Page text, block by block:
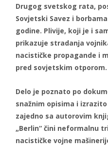
Drugog svetskog rata,
Sovjetski Savez i
godine. Plivije, koji je i
prikazuje stradanja
nacističke propagande i
pred sovjetskim otporom.
Delo je poznato po
snažnim opisima i
zajedno sa autorovim
„Berlin“ čini neformalnu
nacističke vojne